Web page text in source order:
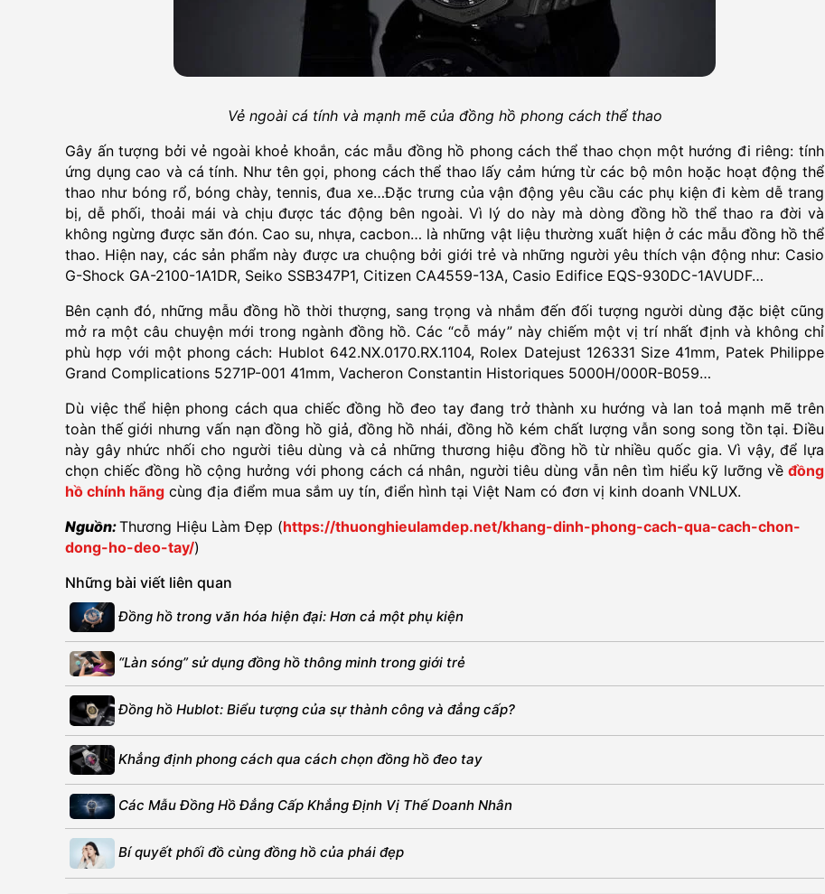
Vẻ ngoài cá tính và mạnh mẽ của đồng hồ phong cách thể thao
Gây ấn tượng bởi vẻ ngoài khoẻ khoắn, các mẫu đồng hồ phong cách thể thao chọn một hướng đi riêng: tính
ứng dụng cao và cá tính. Như tên gọi, phong cách thể thao lấy cảm hứng từ các bộ môn hoặc hoạt động thể
thao như bóng rổ, bóng chày, tennis, đua xe…Đặc trưng của vận động yêu cầu các phụ kiện đi kèm dễ trang
bị, dễ phối, thoải mái và chịu được tác động bên ngoài. Vì lý do này mà dòng đồng hồ thể thao ra đời và
không ngừng được săn đón. Cao su, nhựa, cacbon… là những vật liệu thường xuất hiện ở các mẫu đồng hồ thể
thao. Hiện nay, các sản phẩm này được ưa chuộng bởi giới trẻ và những người yêu thích vận động như: Casio
G-Shock GA-2100-1A1DR, Seiko SSB347P1, Citizen CA4559-13A, Casio Edifice EQS-930DC-1AVUDF…
Bên cạnh đó, những mẫu đồng hồ thời thượng, sang trọng và nhắm đến đối tượng người dùng đặc biệt cũng
mở ra một câu chuyện mới trong ngành đồng hồ. Các “cỗ máy” này chiếm một vị trí nhất định và không chỉ
phù hợp với một phong cách: Hublot 642.NX.0170.RX.1104, Rolex Datejust 126331 Size 41mm, Patek Philippe
Grand Complications 5271P-001 41mm, Vacheron Constantin Historiques 5000H/000R-B059…
Dù việc thể hiện phong cách qua chiếc đồng hồ đeo tay đang trở thành xu hướng và lan toả mạnh mẽ trên
toàn thế giới nhưng vấn nạn đồng hồ giả, đồng hồ nhái, đồng hồ kém chất lượng vẫn song song tồn tại. Điều
này gây nhức nhối cho người tiêu dùng và cả những thương hiệu đồng hồ từ nhiều quốc gia. Vì vậy, để lựa
chọn chiếc đồng hồ cộng hưởng với phong cách cá nhân, người tiêu dùng vẫn nên tìm hiểu kỹ lưỡng về đồng
hồ chính hãng cùng địa điểm mua sắm uy tín, điển hình tại Việt Nam có đơn vị kinh doanh VNLUX.
Nguồn:Thương Hiệu Làm Đẹp (https://thuonghieulamdep.net/khang-dinh-phong-cach-qua-cach-chon-
dong-ho-deo-tay/)
Những bài viết liên quan
Đồng hồ trong văn hóa hiện đại: Hơn cả một phụ kiện
“Làn sóng” sử dụng đồng hồ thông minh trong giới trẻ
Đồng hồ Hublot: Biểu tượng của sự thành công và đẳng cấp?
Khẳng định phong cách qua cách chọn đồng hồ đeo tay
Các Mẫu Đồng Hồ Đẳng Cấp Khẳng Định Vị Thế Doanh Nhân
Bí quyết phối đồ cùng đồng hồ của phái đẹp